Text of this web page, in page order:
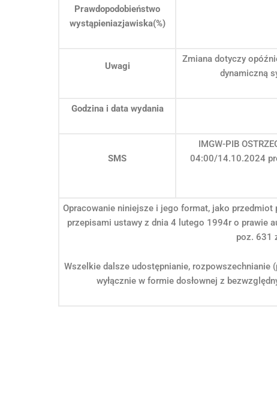
Prawdopodobieństwo
wystąpieniazjawiska(%)
Uwagi
Zmiana dotyczy
dynamiczną
Godzina i data wydania
SMS
IMGW-PIB
04:00/14.10.2024
Opracowanie niniejsze i jego format, jako
przepisami ustawy z dnia 4 lutego 1994r o prawie
poz. 631
Wszelkie dalsze udostępnianie,
wyłącznie w formie dosłownej z